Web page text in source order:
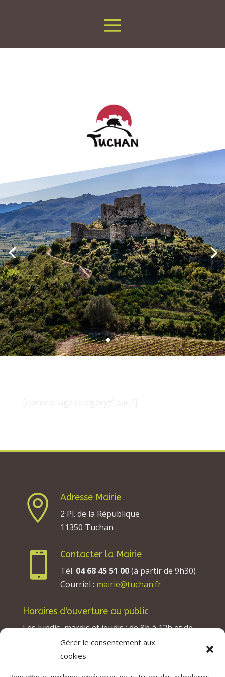
Gérer le consentement aux
cookies

Adresse Mairie
2 Pl. de la République
11350 Tuchan

Contacter la Mairie
Tél. 04 68 45 51 00(à partir de 9h30)
Courriel : mairie@tuchan.fr
Horaires d'ouverture au public
Les lundis, mardis et jeudis : de 8h à 12h et de
13h30 à 17h30.
Les mercredis : de 13h30 à 17h30.